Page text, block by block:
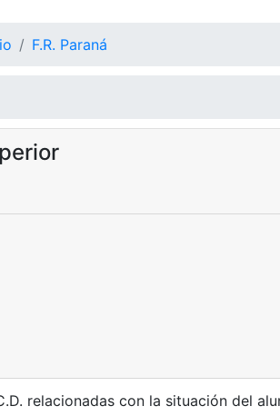
F.R. Paraná
relacionadas con la situación del